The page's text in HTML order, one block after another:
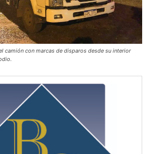
camión con marcas de disparos desde su interior